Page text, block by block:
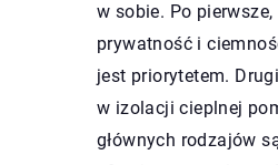
w sobie. Po
prywatność i
jest priorytetem.
w izolacji cieplnej
głównych rodzajów